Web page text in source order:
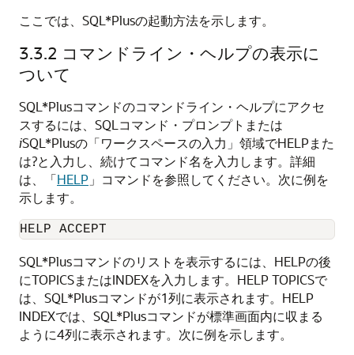
ここでは、SQL*Plusの起動方法を示します。
3.3.2 コマンドライン・ヘルプの表示に
ついて
SQL*Plusコマンドのコマンドライン・ヘルプにアクセ
スするには、SQLコマンド・プロンプトまたは
iSQL*Plusの「ワークスペースの入力」領域でHELPまた
は?と入力し、続けてコマンド名を入力します。詳細
は、「HELP 」コマンドを参照してください。次に例を
示します。
HELP ACCEPT
SQL*Plusコマンドのリストを表示するには、HELPの後
にTOPICSまたはINDEXを入力します。HELP TOPICSで
は、SQL*Plusコマンドが1列に表示されます。HELP
INDEXでは、SQL*Plusコマンドが標準画面内に収まる
ように4列に表示されます。次に例を示します。